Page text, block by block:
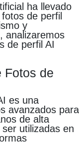
ha llevado
de perfil
y
analizaremos
de perfil AI
Fotos de
es una
avanzados para
de alta
utilizadas en